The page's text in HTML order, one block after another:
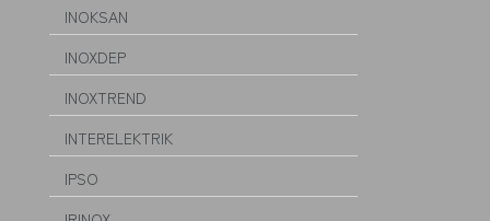
INOKSAN
INOXDEP
INOXTREND
INTERELEKTRIK
IPSO